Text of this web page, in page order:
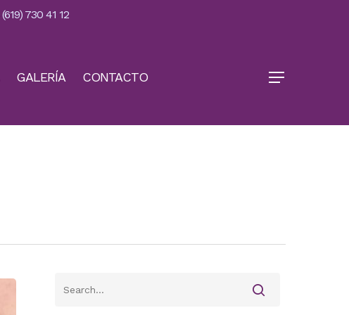
(619) 730 41 12
GALERÍA CONTACTO Menu